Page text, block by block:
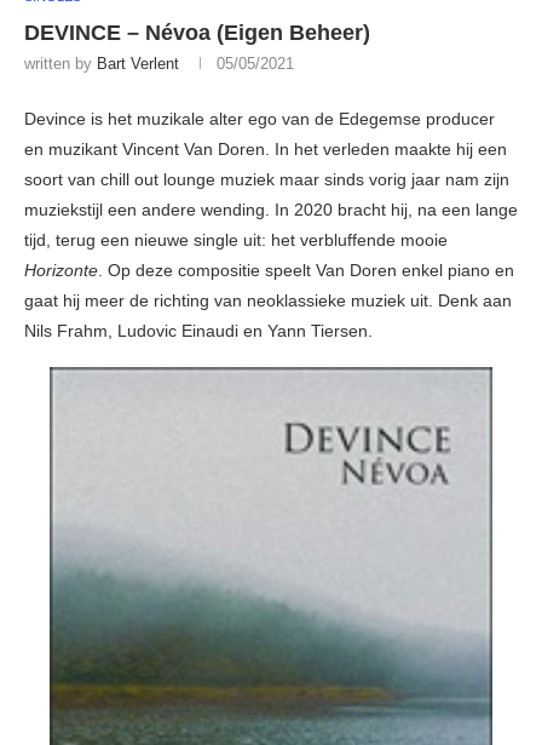
DEVINCE – Névoa (Eigen Beheer)
written by Bart Verlent 05/05/2021
Devince is het muzikale alter ego van de Edegemse producer
en muzikant Vincent Van Doren. In het verleden maakte hij een
soort van chill out lounge muziek maar sinds vorig jaar nam zijn
muziekstijl een andere wending. In 2020 bracht hij, na een lange
tijd, terug een nieuwe single uit: het verbluffende mooie
Horizonte. Op deze compositie speelt Van Doren enkel piano en
gaat hij meer de richting van neoklassieke muziek uit. Denk aan
Nils Frahm, Ludovic Einaudi en Yann Tiersen.